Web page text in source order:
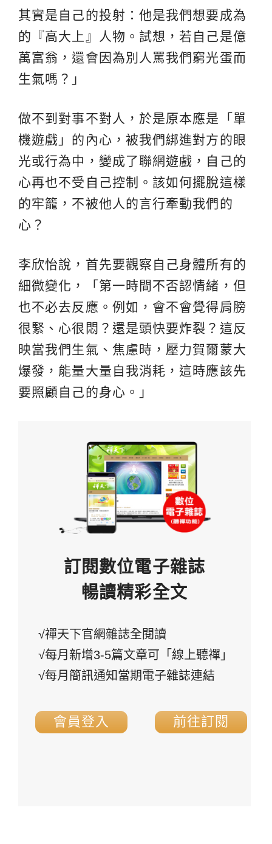
其實是自己的投射：他是我們想要成為
的『高大上』人物。試想，若自己是億
萬富翁，還會因為別人罵我們窮光蛋而
生氣嗎？」
做不到對事不對人，於是原本應是「單
機遊戲」的內心，被我們綁進對方的眼
光或行為中，變成了聯網遊戲，自己的
心再也不受自己控制。該如何擺脫這樣
的牢籠，不被他人的言行牽動我們的
心？
李欣怡說，首先要觀察自己身體所有的
細微變化，「第一時間不否認情緒，但
也不必去反應。例如，會不會覺得肩膀
很緊、心很悶？還是頭快要炸裂？這反
映當我們生氣、焦慮時，壓力賀爾蒙大
爆發，能量大量自我消耗，這時應該先
要照顧自己的身心。」
訂閱數位電子雜誌
暢讀精彩全文
√禪天下官網雜誌全閱讀
√每月新增3-5篇文章可「線上聽禪」
√每月簡訊通知當期電子雜誌連結
會員登入 前往訂閱